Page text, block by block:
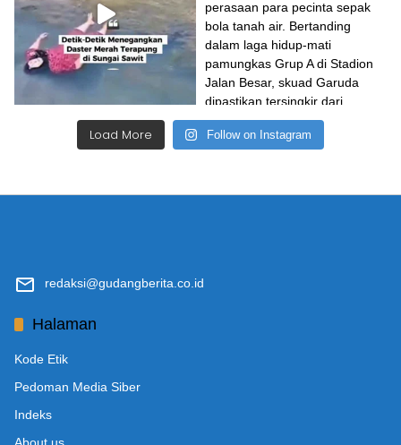
Load More Follow on Instagram
redaksi@gudangberita.co.id
Halaman
Kode Etik
Pedoman Media Siber
Indeks